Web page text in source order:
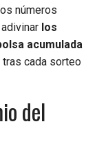
números
los
acumulada
tras cada sorteo
del